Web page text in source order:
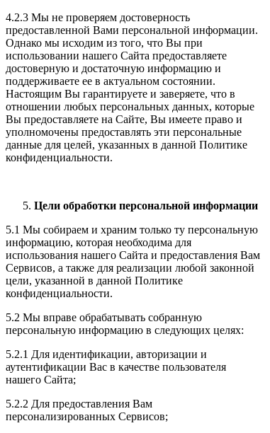
4.2.3 Мы не проверяем достоверность
предоставленной Вами персональной информации.
Однако мы исходим из того, что Вы при
использовании нашего Сайта предоставляете
достоверную и достаточную информацию и
поддерживаете ее в актуальном состоянии.
Настоящим Вы гарантируете и заверяете, что в
отношении любых персональных данных, которые
Вы предоставляете на Сайте, Вы имеете право и
уполномочены предоставлять эти персональные
данные для целей, указанных в данной Политике
конфиденциальности.
Цели обработки персональной информации
5.1 Мы собираем и храним только ту персональную
информацию, которая необходима для
использования нашего Сайта и предоставления Вам
Сервисов, а также для реализации любой законной
цели, указанной в данной Политике
конфиденциальности.
5.2 Мы вправе обрабатывать собранную
персональную информацию в следующих целях:
5.2.1 Для идентификации, авторизации и
аутентификации Вас в качестве пользователя
нашего Сайта;
5.2.2 Для предоставления Вам
персонализированных Сервисов;